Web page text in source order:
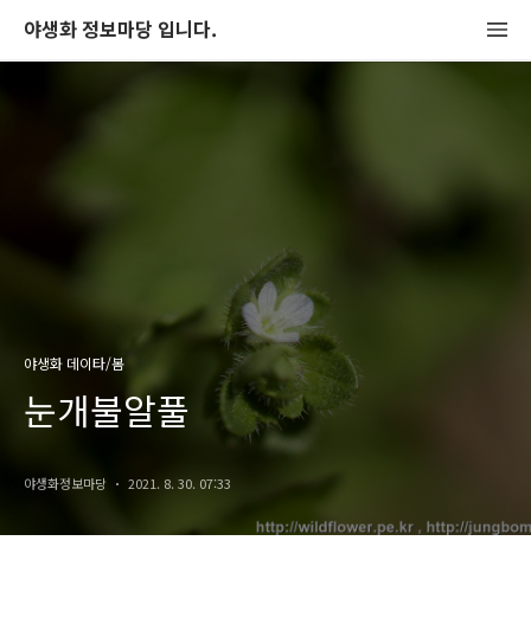
야생화 정보마당 입니다.
야생화 데이타/봄
눈개불알풀
야생화정보마당 2021. 8. 30. 07:33